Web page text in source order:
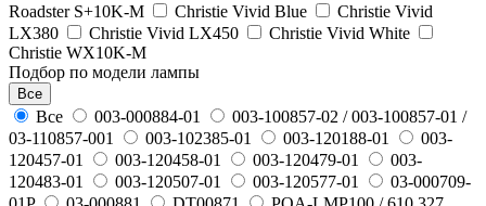
Roadster S+10K-M
Christie Vivid Blue
Christie Vivid
LX380
Christie Vivid LX450
Christie Vivid White
Christie WX10K-M
Подбор по модели лампы
Все
Все 003-000884-01
003-100857-02 / 003-100857-01 /
03-110857-001
003-102385-01 003-120188-01
003-
120457-01
003-120458-01 003-120479-01
003-
120483-01
003-120507-01 003-120577-01
03-000709-